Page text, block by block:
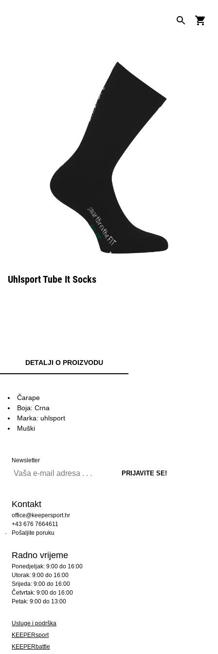
Uhlsport Tube It Socks
DETALJI O PROIZVODU
Čarape
Boja: Crna
Marka: uhlsport
Muški
Newsletter
Kontakt
office@keepersport.hr
+43 676 7664611
Pošaljite poruku
Radno vrijeme
Ponedjeljak: 9:00 do 16:00
Utorak: 9:00 do 16:00
Srijeda: 9:00 do 16:00
Četvrtak: 9:00 do 16:00
Petak: 9:00 do 13:00
Usluge i podrška
KEEPERsport
KEEPERbattle